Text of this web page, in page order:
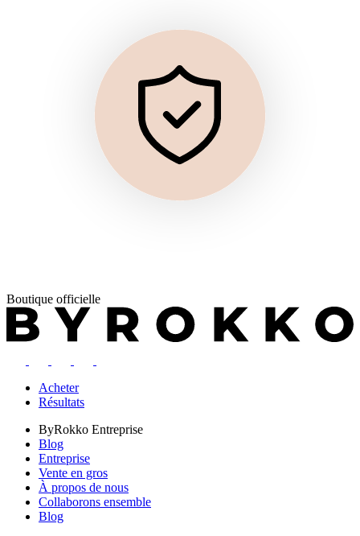
Boutique officielle
Acheter
Résultats
ByRokko Entreprise
Blog
Entreprise
Vente en gros
À propos de nous
Collaborons ensemble
Blog